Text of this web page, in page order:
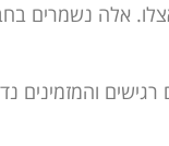
אלה נשמרים
והמזמינים